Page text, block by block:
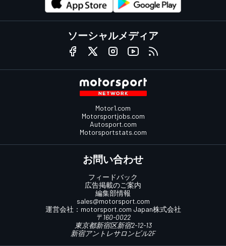
ソーシャルメディア
Motor1.com
Motorsportjobs.com
Autosport.com
Motorsportstats.com
お問い合わせ
フィードバック
広告掲載のご案内
編集部情報
sales@motorsport.com
運営会社： motorsport.com Japan株式会社
〒160-0022
東京都新宿区新宿2-12-13
新宿アントレサロンビル2F